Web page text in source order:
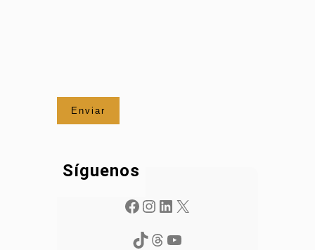
Síguenos
Facebook Instagram LinkedIn X
TikTok Threads YouTube